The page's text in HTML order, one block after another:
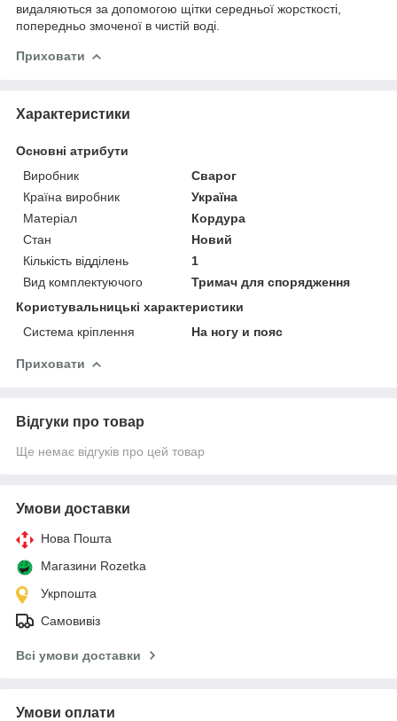
видаляються за допомогою щітки середньої жорсткості,
попередньо змоченої в чистій воді.
Приховати
Характеристики
Основні атрибути
Виробник
Сварог
Країна виробник
Україна
Матеріал
Кордура
Стан
Новий
Кількість відділень
1
Вид комплектуючого
Тримач для спорядження
Користувальницькі характеристики
Система кріплення
На ногу и пояс
Приховати
Відгуки про товар
Ще немає відгуків про цей товар
Умови доставки
Нова Пошта
Магазини Rozetka
Укрпошта
Самовивіз
Всі умови доставки
Умови оплати